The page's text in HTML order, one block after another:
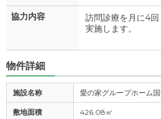
協力内容
訪問診療を月に4回
実施します。
物件詳細
施設名称 愛の家グループホーム
敷地面積 426.08㎡